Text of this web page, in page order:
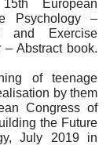
European
Psychology –
and Exercise
– Abstract book.
of teenage
by them
Congress of
the Future
July 2019 in